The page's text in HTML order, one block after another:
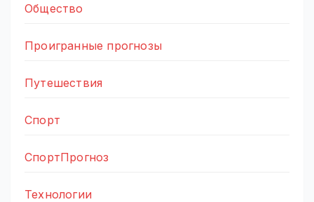
Общество
Проигранные прогнозы
Путешествия
Спорт
СпортПрогноз
Технологии